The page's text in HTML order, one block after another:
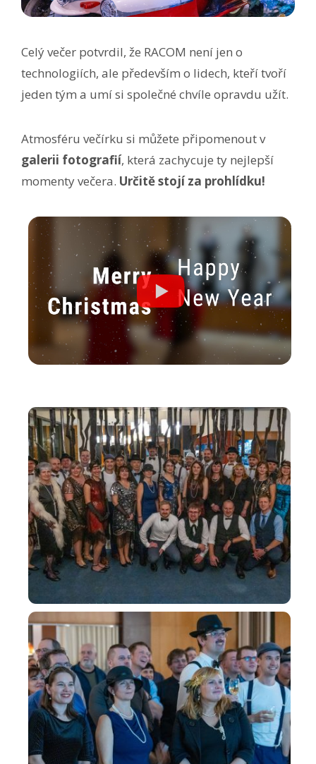
Celý večer potvrdil, že RACOM není jen o
technologiích, ale především o lidech, kteří tvoří
jeden tým a umí si společné chvíle opravdu užít.
Atmosféru večírku si můžete připomenout v
galerii fotografií, která zachycuje ty nejlepší
momenty večera. Určitě stojí za prohlídku!